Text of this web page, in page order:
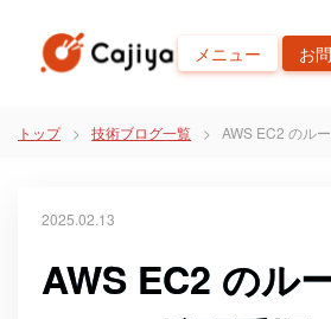
メニュー お
トップ 技術ブログ一覧 AWS EC2 のル
2025.02.13
AWS EC2 のル